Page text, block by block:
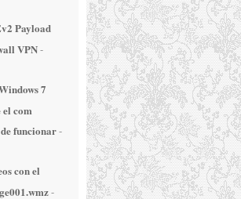
Payload
VPN-
7
el com
funcionar-
con el
-